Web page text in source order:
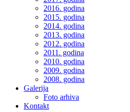
2016. godina
2015. godina
2014. godina
2013. godina
2012. godina
2011. godina
2010. godina
2009. godina
2008. godina
Galerija
Foto arhiva
Kontakt